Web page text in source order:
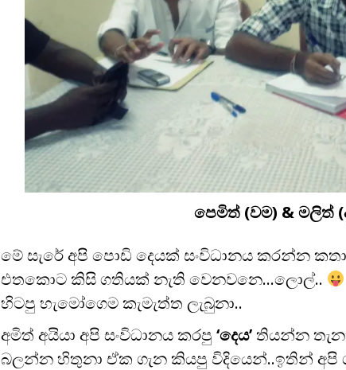
පෙමිත් (වම) & මලිත්
මේ සැරේ අපි පොඩි දෙයක් සංවිධානය කරන්න
එතකොට කිසි ගතියක් නැති වෙනවනෙ…ලොල්..
හිටපු හැමෝගෙම කැමැත්ත ලැබුනා..
අමිත් අයියා අපි සංවිධානය කරපු ‘දෙය’තියන්න
බලන්න හිතුනා ඒක ගැන කියපු විදියෙන්..ඉතින් අපි